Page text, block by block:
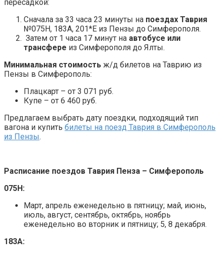
пересадкой:
Сначала за 33 часа 23 минуты на поездах Таврия
№075Н, 183А, 201*Е из Пензы до Симферополя.
Затем от 1 часа 17 минут на автобусе или
трансфере из Симферополя до Ялты.
Минимальная стоимость ж/д билетов на Таврию из
Пензы в Симферополь:
Плацкарт – от 3 071 руб.
Купе – от 6 460 руб.
Предлагаем выбрать дату поездки, подходящий тип
вагона и купить билеты на поезд Таврия в Симферополь
из Пензы.
Расписание поездов Таврия Пенза – Симферополь
075Н:
Март, апрель еженедельно в пятницу; май, июнь,
июль, август, сентябрь, октябрь, ноябрь
еженедельно во вторник и пятницу; 5, 8 декабря.
183А: